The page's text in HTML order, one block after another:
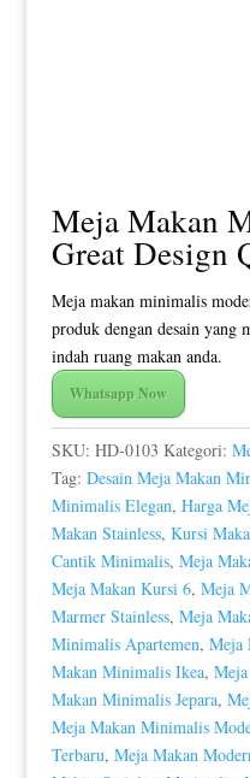
Meja Makan
Great Design
Meja makan minimalis
produk dengan desain yang
indah ruang makan anda.
Whatsapp Now
SKU: HD-0103 Kategori:
Tag: Desain Meja Makan
Minimalis Elegan, Harga
Makan Stainless, Kursi
Cantik Minimalis, Meja
Meja Makan Kursi 6, Meja
Marmer Stainless, Meja
Minimalis Apartemen, Meja
Makan Minimalis Ikea,
Makan Minimalis Jepara,
Meja Makan Minimalis
Terbaru, Meja Makan